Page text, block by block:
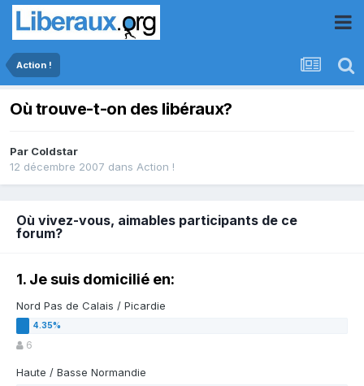
Action !
Où trouve-t-on des libéraux?
Par Coldstar
12 décembre 2007 dans Action !
Où vivez-vous, aimables participants de ce
forum?
1. Je suis domicilié en:
Nord Pas de Calais / Picardie
6
Haute / Basse Normandie